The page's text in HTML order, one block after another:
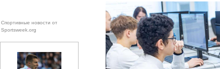
Спортивные новости от
Sportsweek.org